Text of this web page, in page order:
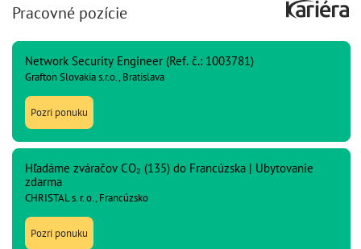
Pracovné pozície
Network Security Engineer (Ref. č.: 1003781)
Grafton Slovakia s.r.o., Bratislava
Pozri ponuku
Hľadáme zváračov CO₂ (135) do Francúzska | Ubytovanie
zdarma
CHRISTAL s. r. o., Francúzsko
Pozri ponuku